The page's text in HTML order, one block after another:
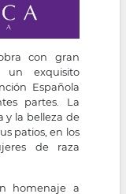
con gran
un exquisito
Española
partes. La
y la belleza de
patios, en los
de raza
homenaje a